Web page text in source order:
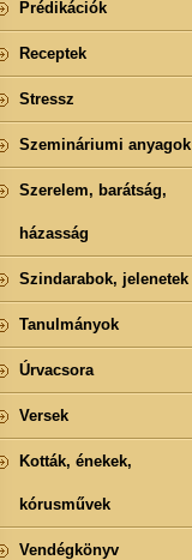
Prédikációk
Receptek
Stressz
Szemináriumi anyagok
Szerelem, barátság,
házasság
Szindarabok, jelenetek
Tanulmányok
Úrvacsora
Versek
Kották, énekek,
kórusművek
Vendégkönyv